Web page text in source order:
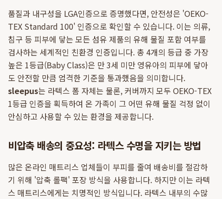
품질과 내구성을 LGA인증으로 증명했다면, 안전성은 'OEKO-
TEX Standard 100' 인증으로 확인할 수 있습니다. 이는 의류,
침구 등 피부에 닿는 모든 섬유 제품의 유해 물질 포함 여부를
검사하는 세계적인 친환경 인증입니다. 총 4개의 등급 중 가장
높은 1등급(Baby Class)은 만 3세 미만 영유아의 피부에 닿아
도 안전할 만큼 엄격한 기준을 통과했음을 의미합니다.
sleepus는 라텍스 폼 자체는 물론, 커버까지 모두 OEKO-TEX
1등급 인증을 획득하여 온 가족이 그 어떤 유해 물질 걱정 없이
안심하고 사용할 수 있는 환경을 제공합니다.
비압축 배송의 중요성: 라텍스 수명을 지키는 방법
많은 온라인 매트리스 업체들이 부피를 줄여 배송비를 절감하
기 위해 '압축 롤팩' 포장 방식을 사용합니다. 하지만 이는 라텍
스 매트리스에게는 치명적인 방식입니다. 라텍스 내부의 수많